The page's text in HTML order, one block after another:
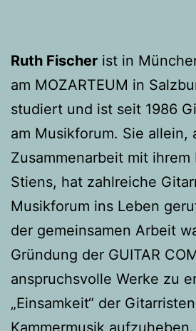
Ruth Fischer ist in
am MOZARTEUM in
studiert und ist seit 1986
am Musikforum. Sie allein,
Zusammenarbeit mit ihrem
Stiens, hat zahlreiche
Musikforum ins Leben
der gemeinsamen Arbeit
Gründung der GUITAR
anspruchsvolle Werke zu
„Einsamkeit“ der
Kammermusik aufzuheben.